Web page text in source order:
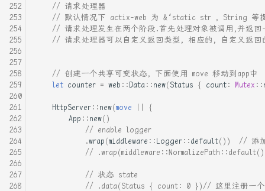
// 请求处理器
// 默认情况下 actix-web 为 &‘static str , String 等提
// 请求处理发生在两个阶段.首先处理对象被调用,并返
// 请求处理器可以自定义返回类型, 相应的, 自定义返
// 创建一个共享可变状态, 下面使用 move 移动到app中
let counter = web ::Data ::new(Status { count: Mutex ::
HttpServer::new(move ||
{
App ::new()
// enable logger
.wrap(middleware ::Logger::default())
// 添
//
// 状态 state
// .data(Status { count: 0 })// 这里注册一个